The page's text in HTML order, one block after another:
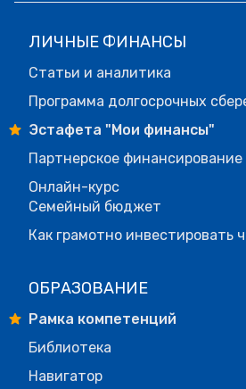
ЛИЧНЫЕ ФИНАНСЫ
Статьи и аналитика
Программа долгосрочных
Эстафета "Мои финансы"
Партнерское финансирование
Онлайн-курс
Семейный бюджет
Как грамотно инвестировать
ОБРАЗОВАНИЕ
Рамка компетенций
Библиотека
Навигатор